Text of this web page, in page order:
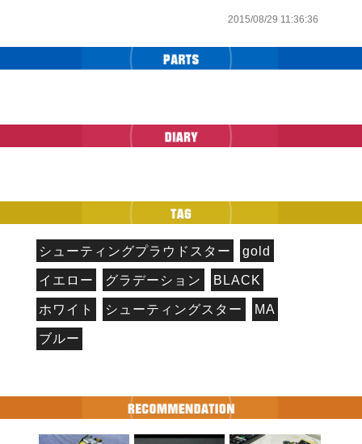
2015/08/29 11:36:36
シューティングプラウドスター gold
イエロー グラデーション BLACK
ホワイト シューティングスター MA
ブルー